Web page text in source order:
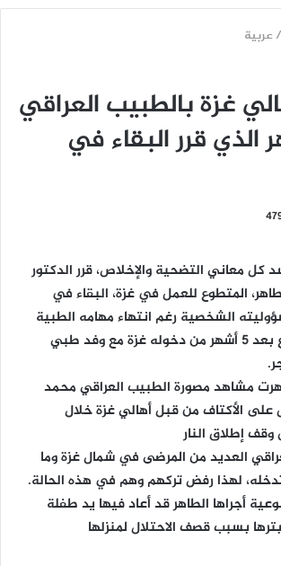
/عربية
غزة بالطبيب العراقي
قرر البقاء في
معاني التضحية والإخلاص، قرر الدكتور
المتطوع للعمل في غزة، البقاء في
الشخصية رغم انتهاء مهامه الطبية
في شمال القطاع بعد 5 أشهر من دخوله غزة مع وفد طبي
مشاهد مصورة الطبيب العراقي محمد
على الأكتاف من قبل أهالي غزة خلال
وقف إطلاق النار
العديد من المرضى في شمال غزة وما
لهذا رفض تركهم وهم في هذه الحالة.
أجراها الطاهر قد أعاد فيها يد طفلة
بسبب قصف الاحتلال لمنزلها